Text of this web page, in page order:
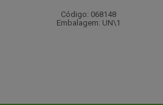
Código: 068148
Embalagem: UN\1